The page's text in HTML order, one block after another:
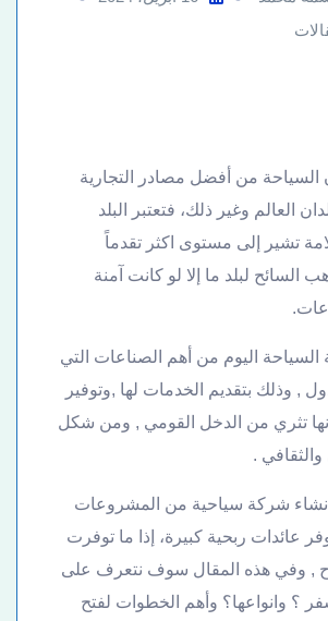
من أفضل مصادر التجارية
العالم وغير ذلك، فتعتبر البلد
تشير إلى مستوى اكثر تقدماً
السائح لبلد ما إلا لو كانت آمنة
اليوم من أهم الصناعات التي
, وذلك بتقديم الخدمات لها ,وتوفير
تثري من الدخل القومي , ومن شكل
.
شركة سياحية من المشروعات
عائدات ربحية كبيرة، إذا ما توفرت
, وفي هذه المقال سوف نتعرف على
؟ وانواعها؟ وأهم الخطوات لفتح